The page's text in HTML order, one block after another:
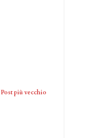
Post più vecchio